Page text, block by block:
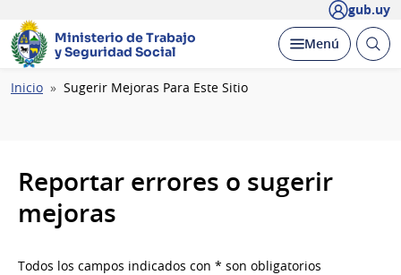
gub.uy
Ministerio de Trabajo
y Seguridad Social
Desplegar
Menú Abrir
Ruta
Inicio Sugerir Mejoras Para Este Sitio
Reportar errores o sugerir
mejoras
Todos los campos indicados con * son obligatorios